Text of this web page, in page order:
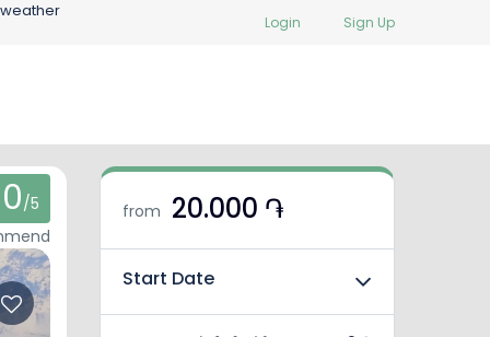
Login Sign Up
0/5
from 20.000 ֏
Start Date